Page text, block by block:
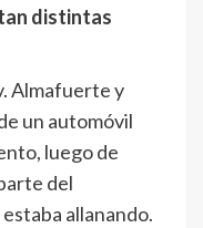
distintas
Almafuerte y
un automóvil
luego de
del
allanando.